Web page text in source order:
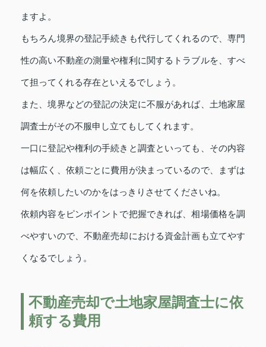
ますよ。
もちろん境界の登記手続きも代行してくれるので、専門
性の高い不動産の測量や権利に関するトラブルを、すべ
て担ってくれる存在といえるでしょう。
また、境界などの登記の決定に不服があれば、土地家屋
調査士がその不服申し立てもしてくれます。
一口に登記や権利の手続きと調査といっても、その内容
は幅広く、依頼ごとに費用が決まっているので、まずは
何を依頼したいのかをはっきりさせてくださいね。
依頼内容をピンポイントで把握できれば、相場価格を調
べやすいので、不動産売却における資金計画も立てやす
くなるでしょう。
不動産売却で土地家屋調査士に依
頼する費用